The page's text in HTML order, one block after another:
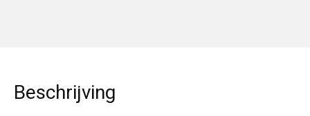
Beschrijving